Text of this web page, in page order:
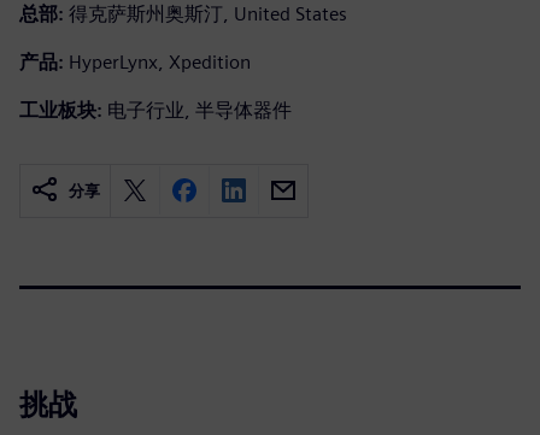
总部: 得克萨斯州奥斯汀, United States
产品: HyperLynx, Xpedition
工业板块: 电子行业, 半导体器件
分享
挑战